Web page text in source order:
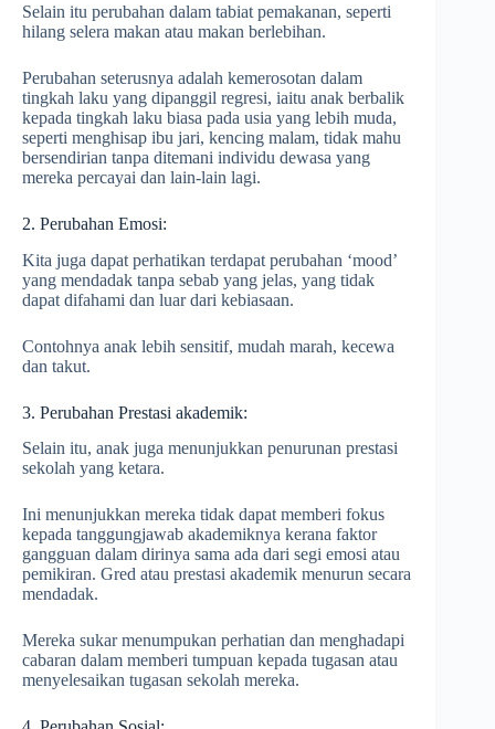
Selain itu perubahan dalam tabiat pemakanan, seperti
hilang selera makan atau makan berlebihan.
Perubahan seterusnya adalah kemerosotan dalam
tingkah laku yang dipanggil regresi, iaitu anak berbalik
kepada tingkah laku biasa pada usia yang lebih muda,
seperti menghisap ibu jari, kencing malam, tidak mahu
bersendirian tanpa ditemani individu dewasa yang
mereka percayai dan lain-lain lagi.
2. Perubahan Emosi:
Kita juga dapat perhatikan terdapat perubahan ‘mood’
yang mendadak tanpa sebab yang jelas, yang tidak
dapat difahami dan luar dari kebiasaan.
Contohnya anak lebih sensitif, mudah marah, kecewa
dan takut.
3. Perubahan Prestasi akademik:
Selain itu, anak juga menunjukkan penurunan prestasi
sekolah yang ketara.
Ini menunjukkan mereka tidak dapat memberi fokus
kepada tanggungjawab akademiknya kerana faktor
gangguan dalam dirinya sama ada dari segi emosi atau
pemikiran. Gred atau prestasi akademik menurun secara
mendadak.
Mereka sukar menumpukan perhatian dan menghadapi
cabaran dalam memberi tumpuan kepada tugasan atau
menyelesaikan tugasan sekolah mereka.